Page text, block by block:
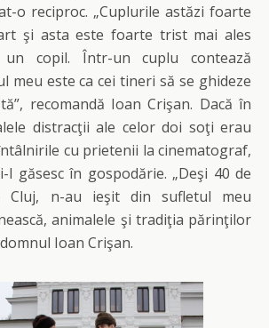
o reciproc. „Cuplurile astăzi foarte
şi asta este foarte trist mai ales
copil. Într-un cuplu contează
meu este ca cei tineri să se ghideze
recomandă Ioan Crişan. Dacă în
distracţii ale celor doi soţi erau
cu prietenii la cinematograf,
găsesc în gospodărie. „Deşi 40 de
n-au ieşit din sufletul meu
animalele şi tradiţia părinţilor
Ioan Crişan.